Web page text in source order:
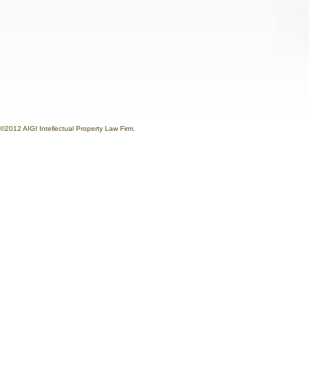
©2012 AIGI Intellectual Property Law Firm.